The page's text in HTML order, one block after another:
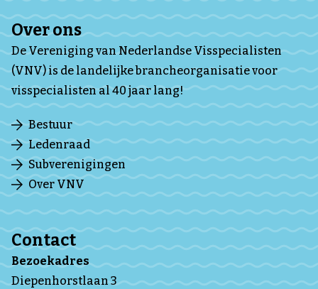
Over ons
De Vereniging van Nederlandse Visspecialisten
(VNV) is de landelijke brancheorganisatie voor
visspecialisten al 40 jaar lang!
Bestuur
Ledenraad
Subverenigingen
Over VNV
Contact
Bezoekadres
Diepenhorstlaan 3